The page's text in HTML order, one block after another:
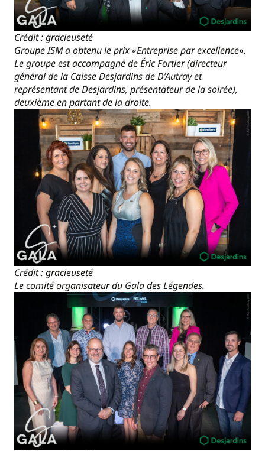
Crédit : gracieuseté
Groupe ISM a obtenu le prix «Entreprise par excellence».
Le groupe est accompagné de Éric Fortier (directeur
général de la Caisse Desjardins de D’Autray et
représentant de Desjardins, présentateur de la soirée),
deuxième en partant de la droite.
Crédit : gracieuseté
Le comité organisateur du Gala des Légendes.